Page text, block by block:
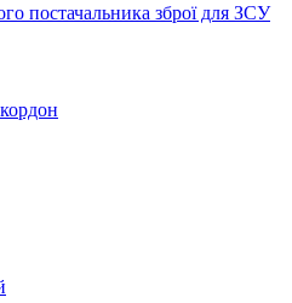
постачальника зброї для ЗСУ